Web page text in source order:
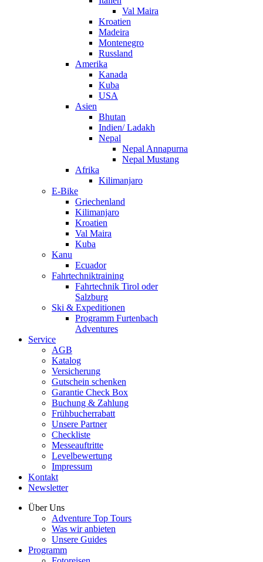
Val Maira
Kroatien
Madeira
Montenegro
Russland
Amerika
Kanada
Kuba
USA
Asien
Bhutan
Indien/ Ladakh
Nepal
Nepal Annapurna
Nepal Mustang
Afrika
Kilimanjaro
E-Bike
Griechenland
Kilimanjaro
Kroatien
Val Maira
Kuba
Kanu
Ecuador
Fahrtechniktraining
Fahrtechnik Tirol oder
Salzburg
Ski & Expeditionen
Programm Furtenbach
Adventures
Service
AGB
Katalog
Versicherung
Gutschein schenken
Garantie Check Box
Buchung & Zahlung
Frühbucherrabatt
Unsere Partner
Checkliste
Messeauftritte
Levelbewertung
Impressum
Kontakt
Newsletter
Über Uns
Adventure Top Tours
Was wir anbieten
Unsere Guides
Programm